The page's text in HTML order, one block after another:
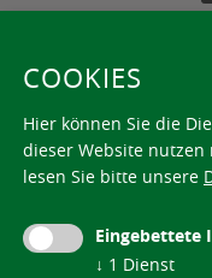
COOKIES
Hier können Sie die
dieser Website nutzen
lesen Sie bitte unsere
Eingebettete
↓ 1 Dienst